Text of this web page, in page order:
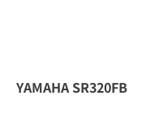
YAMAHA SR320FB